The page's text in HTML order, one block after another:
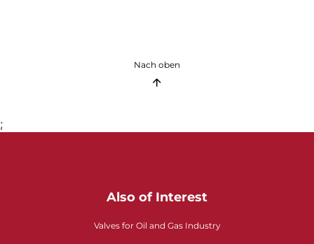
Nach oben
;
Also of Interest
Valves for Oil and Gas Industry